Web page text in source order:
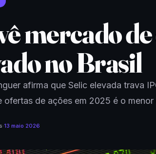
mercado
no Brasil
afirma que Selic elevada trava
ofertas de ações em 2025 é o menor
·13 maio 2026